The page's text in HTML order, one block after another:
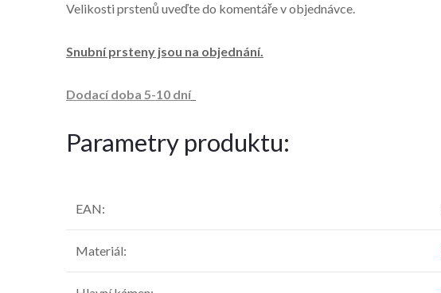
Velikosti prstenů uveďte do komentáře v objednávce.
Snubní prsteny jsou na objednání.
Dodací doba 5-10 dní
Parametry produktu:
EAN:
Materiál: